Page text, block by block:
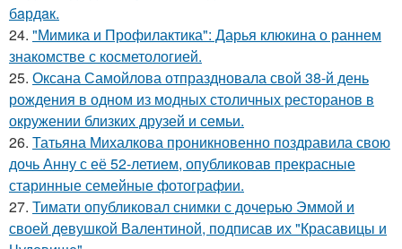
бaрдaк.
24. "Мимика и Профилактика": Дарья клюкина о раннем
знакомстве с косметологией.
25. Оксана Самойлова отпраздновала свой 38-й день
рождения в одном из модных столичных ресторанов в
окружении близких друзей и семьи.
26. Татьяна Михалкова проникновенно поздравила свою
дочь Анну с её 52-летием, опубликовав прекрасные
старинные семейные фотографии.
27. Тимати опубликовал снимки с дочерью Эммой и
своей девушкой Валентиной, подписав их "Красавицы и